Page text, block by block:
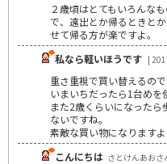
２歳頃はとてもいろんな
で、遠出とか帰るときと
せて帰る方が楽ですよ。
私なら軽いほうです |
重さ重視で買い替えるの
いまいちだったら1台めを
また2歳くらいになった
ないですね。
素敵な買い物になります
こんにちは さとけんあお